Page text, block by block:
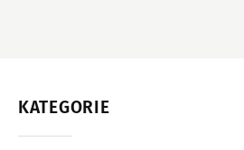
KATEGORIE